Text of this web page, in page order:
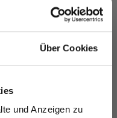
Über Cookies
und Anzeigen zu